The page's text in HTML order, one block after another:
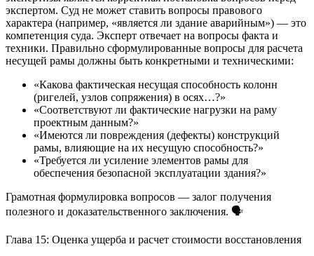
экспертом. Суд не может ставить вопросы правового
характера (например, «является ли здание аварийным») — это
компетенция суда. Эксперт отвечает на вопросы факта и
техники. Правильно сформулированные вопросы для расчета
несущей рамы должны быть конкретными и техническими:
«Какова фактическая несущая способность колонн
(ригелей, узлов сопряжения) в осях…?»
«Соответствуют ли фактические нагрузки на раму
проектным данным?»
«Имеются ли повреждения (дефекты) конструкций
рамы, влияющие на их несущую способность?»
«Требуется ли усиление элементов рамы для
обеспечения безопасной эксплуатации здания?»
Грамотная формулировка вопросов — залог получения
полезного и доказательственного заключения. 🗣️
Глава 15: Оценка ущерба и расчет стоимости восстановления